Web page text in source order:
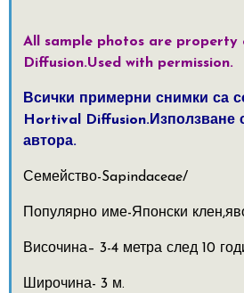
All sample photos are
Diffusion.Used with permission.
Всички примерни снимки са
Hortival Diffusion.Използване
автора.
Семейство-Sapindaceae/
Популярно име-Японски
Височина– 3-4 метра след 10
Широчина- 3 м.